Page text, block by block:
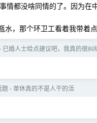
情都没啥同情的了。因为
，那个环卫工看着我带着点
› 已婚人士给点建议吧，我真的很纠
题 › 单休真的不是人干的活